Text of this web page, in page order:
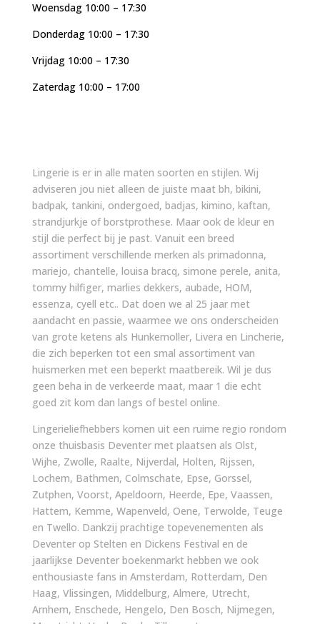
Woensdag 10:00 – 17:30
Donderdag 10:00 – 17:30
Vrijdag 10:00 – 17:30
Zaterdag 10:00 – 17:00
Lingerie is er in alle maten soorten en stijlen. Wij
adviseren jou niet alleen de juiste maat bh, bikini,
badpak, tankini, ondergoed, badjas, kimino, kaftan,
strandjurkje of borstprothese. Maar ook de kleur en
stijl die perfect bij je past. Vanuit een breed
assortiment verschillende merken als primadonna,
mariejo, chantelle, louisa bracq, simone perele, anita,
tommy hilfiger, marlies dekkers, aubade, HOM,
essenza, cyell etc.. Dat doen we al 25 jaar met
aandacht en passie, waarmee we ons onderscheiden
van grote ketens als Hunkemoller, Livera en Lincherie,
die zich beperken tot een smal assortiment van
huismerken met een beperkt maatbereik. Wil je dus
geen beha in de verkeerde maat, maar 1 die echt
goed zit kom dan langs of bestel online.
Lingerieliefhebbers komen uit een ruime regio rondom
onze thuisbasis Deventer met plaatsen als Olst,
Wijhe, Zwolle, Raalte, Nijverdal, Holten, Rijssen,
Lochem, Bathmen, Colmschate, Epse, Gorssel,
Zutphen, Voorst, Apeldoorn, Heerde, Epe, Vaassen,
Hattem, Kemme, Wapenveld, Oene, Terwolde, Teuge
en Twello. Dankzij prachtige topevenementen als
Deventer op Stelten en Dickens Festival en de
jaarlijkse Deventer boekenmarkt hebben we ook
enthousiaste fans in Amsterdam, Rotterdam, Den
Haag, Vlissingen, Middelburg, Almere, Utrecht,
Arnhem, Enschede, Hengelo, Den Bosch, Nijmegen,